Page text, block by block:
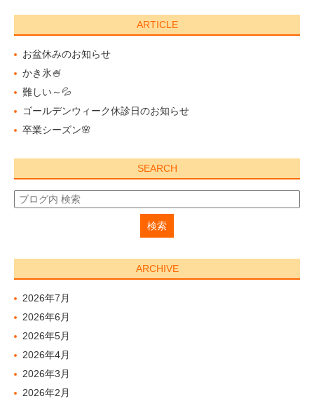
ARTICLE
お盆休みのお知らせ
かき氷🍧
難しい～💦
ゴールデンウィーク休診日のお知らせ
卒業シーズン🌸
SEARCH
ARCHIVE
2026年7月
2026年6月
2026年5月
2026年4月
2026年3月
2026年2月